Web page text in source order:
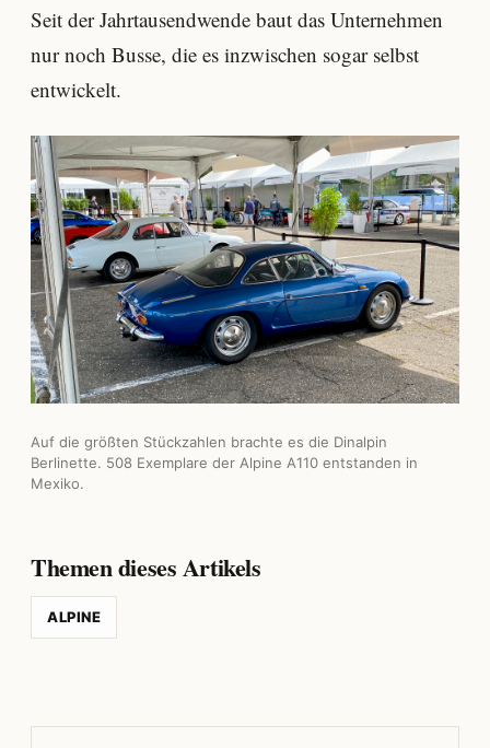
Seit der Jahrtausendwende baut das Unternehmen
nur noch Busse, die es inzwischen sogar selbst
entwickelt.
Auf die größten Stückzahlen brachte es die Dinalpin
Berlinette. 508 Exemplare der Alpine A110 entstanden in
Mexiko.
Themen dieses Artikels
ALPINE